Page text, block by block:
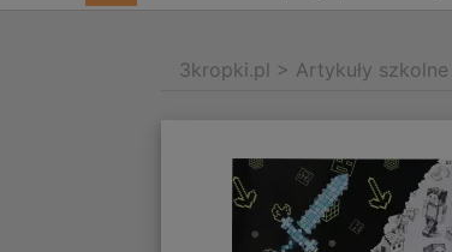
3kropki.pl > Artykuły szkolne